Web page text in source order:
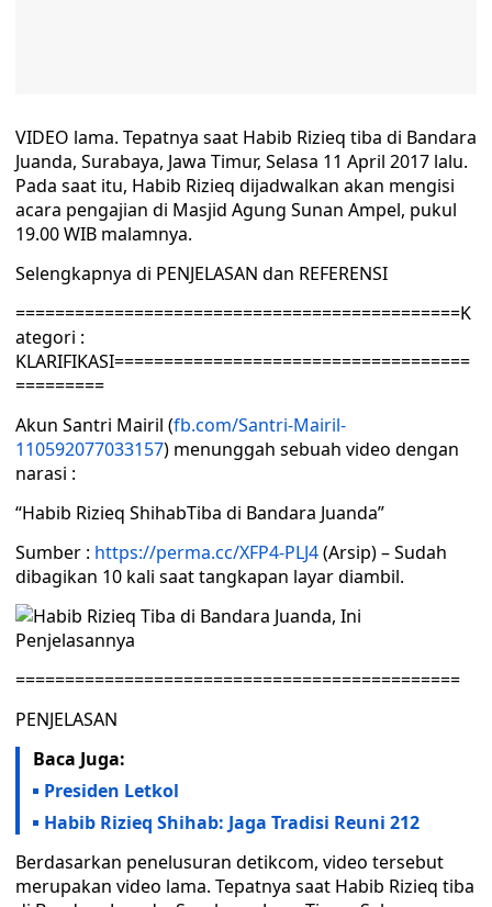
VIDEO lama. Tepatnya saat Habib Rizieq tiba di Bandara
Juanda, Surabaya, Jawa Timur, Selasa 11 April 2017 lalu.
Pada saat itu, Habib Rizieq dijadwalkan akan mengisi
acara pengajian di Masjid Agung Sunan Ampel, pukul
19.00 WIB malamnya.
Selengkapnya di PENJELASAN dan REFERENSI
=============================================K
ategori :
KLARIFIKASI====================================
=========
Akun Santri Mairil (fb.com/Santri-Mairil-
110592077033157) menunggah sebuah video dengan
narasi :
“Habib Rizieq ShihabTiba di Bandara Juanda”
Sumber : https://perma.cc/XFP4-PLJ4(Arsip) – Sudah
dibagikan 10 kali saat tangkapan layar diambil.
=============================================
PENJELASAN
Baca Juga:
Presiden Letkol
Habib Rizieq Shihab: Jaga Tradisi Reuni 212
Berdasarkan penelusuran detikcom, video tersebut
merupakan video lama. Tepatnya saat Habib Rizieq tiba